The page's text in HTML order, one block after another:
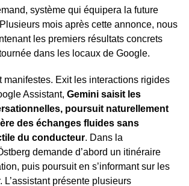
système qui équipera la future
mois après cette annonce, nous
les premiers résultats concrets
dans les locaux de Google.
manifestes. Exit les interactions rigides
Assistant, Gemini saisit les
poursuit naturellement
des échanges fluides sans
du conducteur. Dans la
demande d’abord un itinéraire
puis poursuit en s’informant sur les
L’assistant présente plusieurs